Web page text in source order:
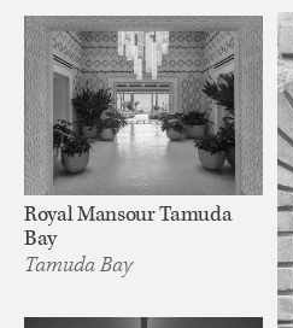
Royal Mansour Tamuda
Bay
Tamuda Bay